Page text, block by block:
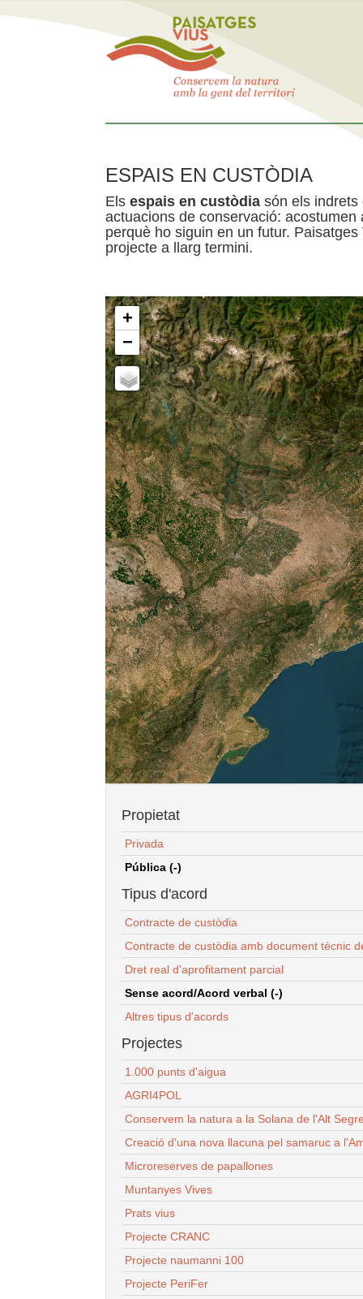
ESPAIS EN CUSTÒDIA
Els espais en custòdia són els indrets
actuacions de conservació:
perquè ho siguin en un futur.
projecte a llarg termini.
+
−
Propietat
Privada
Pública (-)
Tipus d'acord
Contracte de custòdia
Contracte de custòdia amb document tècnic
Dret real d'aprofitament parcial
Sense acord/Acord verbal (-)
Altres tipus d'acords
Projectes
1.000 punts d'aigua
AGRI4POL
Conservem la natura a la Solana de l'Alt
Creació d'una nova llacuna pel samaruc a
Microreserves de papallones
Muntanyes Vives
Prats vius
Projecte CRANC
Projecte naumanni 100
Projecte PeriFer